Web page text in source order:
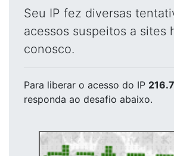
Seu IP fez diversas
acessos suspeitos a sites
conosco.
Para liberar o acesso do IP
responda ao desafio abaixo.